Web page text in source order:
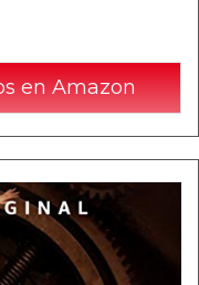
en Amazon